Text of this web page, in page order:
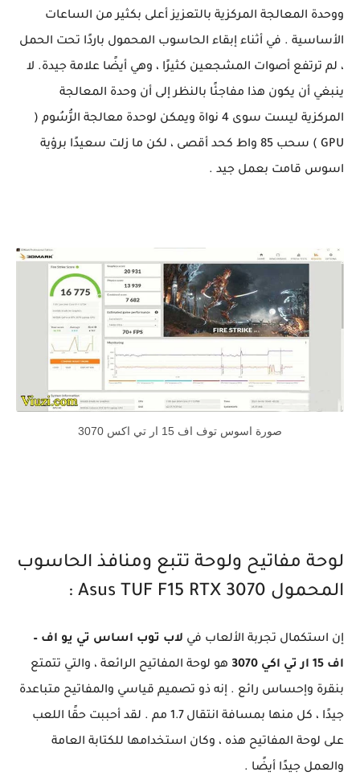
ووحدة المعالجة المركزية بالتعزيز أعلى بكثير من الساعات
الأساسية . في أثناء إبقاء الحاسوب المحمول باردًا تحت الحمل
، لم ترتفع أصوات المشجعين كثيرًا ، وهي أيضًا علامة جيدة. لا
ينبغي أن يكون هذا مفاجئًا بالنظر إلى أن وحدة المعالجة
المركزية ليست سوى 4 نواة ويمكن لوحدة معالجة الرُّسُوم (
GPU ) سحب 85 واط كحد أقصى ، لكن ما زلت سعيدًا برؤية
اسوس قامت بعمل جيد .
صورة اسوس توف اف 15 ار تي اكس 3070
لوحة مفاتيح ولوحة تتبع ومنافذ الحاسوب
المحمول Asus TUF F15 RTX 3070 :
إن استكمال تجربة الألعاب في لاب توب اساس تي يو اف –
اف 15 ار تي اكي 3070
هو لوحة المفاتيح الرائعة ، والتي تتمتع
بنقرة وإحساس رائع . إنه ذو تصميم قياسي والمفاتيح متباعدة
جيدًا ، كل منها بمسافة انتقال 1.7 مم . لقد أحببت حقًا اللعب
على لوحة المفاتيح هذه ، وكان استخدامها للكتابة العامة
والعمل جيدًا أيضًا .